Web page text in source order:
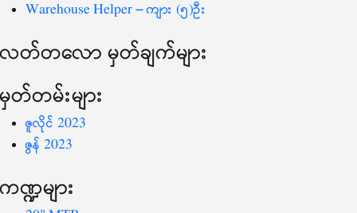
Warehouse Helper – ကျား (၅)ဦး
လတ်တ‌လော မှတ်ချက်များ
မှတ်တမ်းများ
ဇူလိုင် 2023
ဇွန် 2023
ကဏ္ဍများ